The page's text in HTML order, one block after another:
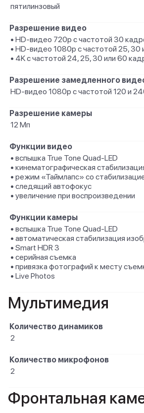
пятилинзовый
Разрешение видео
• HD-видео 720p с частотой 30
• HD-видео 1080p с частотой 25, 30
• 4K с частотой 24, 25, 30 или 60
Разрешение замедленного
HD-видео 1080р с частотой 120 и
Разрешение камеры
12 Мп
Функции видео
• вспышка True Tone Quad-LED
• кинематографическая
• режим «Таймлапс» со
• следящий автофокус
• увеличение при воспроизведении
Функции камеры
• вспышка True Tone Quad-LED
• автоматическая стабилизация
• Smart HDR 3
• серийная съемка
• привязка фотографий к месту
• Live Photos
Мультимедия
Количество динамиков
2
Количество микрофонов
2
Фронтальная